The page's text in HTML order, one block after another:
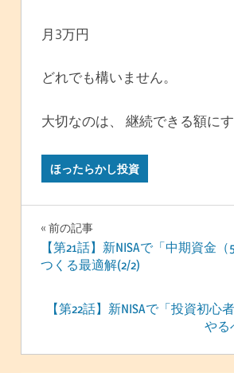
月3万円
どれでも構いません。
大切なのは、 継続できる額にす
ほったらかし投資
投
稿
ゲ
前の記事
【第21話】新NISAで「中期資金
つくる最適解(2/2)
【第22話】新NISAで「投資初心
やる